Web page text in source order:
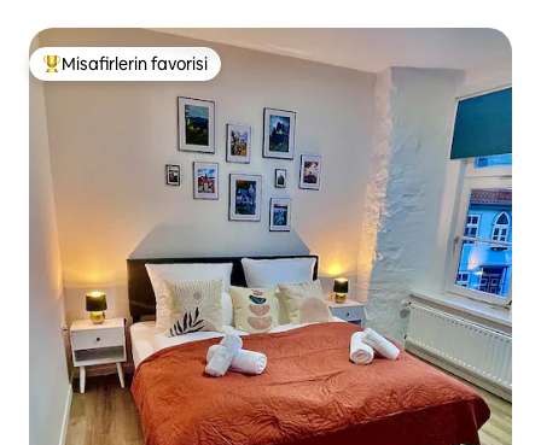
Misafirlerin favorilerinden en beğenilenler arasında
Misafirlerin favorisi